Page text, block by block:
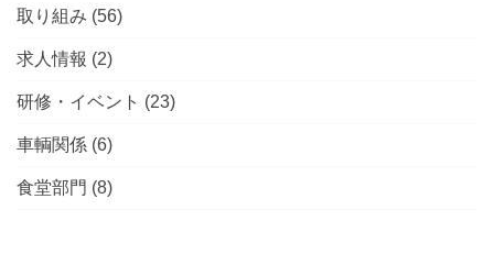
取り組み (56)
求人情報 (2)
研修・イベント (23)
車輌関係 (6)
食堂部門 (8)